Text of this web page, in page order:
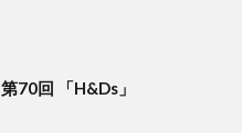
第70回 「H&Ds」